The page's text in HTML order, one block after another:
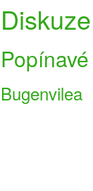
Diskuze
Bugenvilea